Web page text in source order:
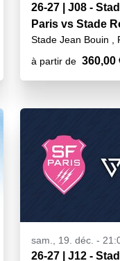
26-27 | J08 -
Paris vs Stade
Stade Jean Bouin ,
à partir de 360,00
sam., 19. déc. -
26-27 | J12 -